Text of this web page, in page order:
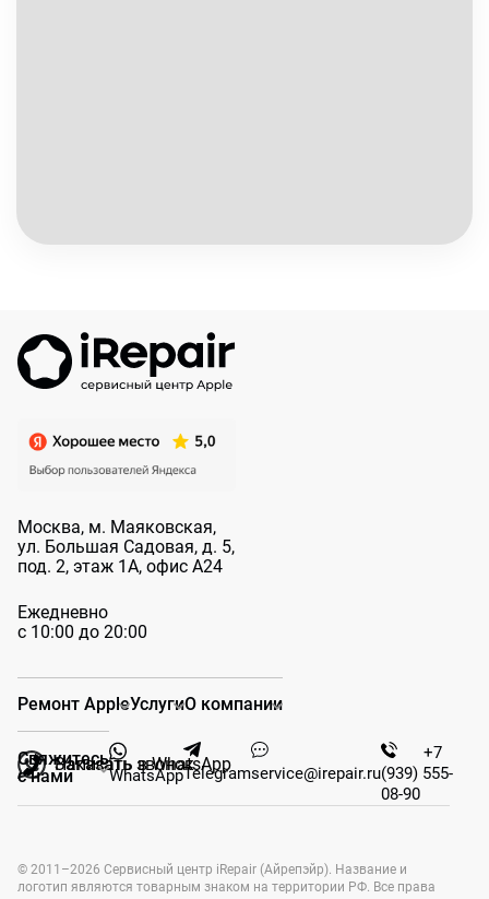
Москва, м. Маяковская,
ул. Большая Садовая, д. 5,
под. 2, этаж 1А, офис А24
Ежедневно
с 10:00 до 20:00
Заказать звонок
Написать в WhatsApp
Ремонт AppleУслугиО компании
Свяжитесь
с нами
WhatsAppTelegramservice@irepair.ru
+7
(939) 555-
08-90
© 2011–2026 Сервисный центр iRepair (Айрепэйр). Название и
логотип являются товарным знаком на территории РФ. Все права